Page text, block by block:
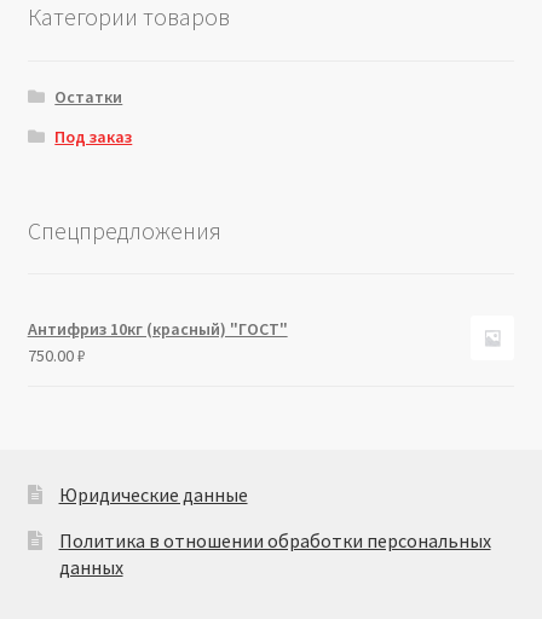
Категории товаров
Остатки
Под заказ
Спецпредложения
Антифриз 10кг (красный) "ГОСТ"
750.00₽
Юридические данные
Политика в отношении обработки персональных
данных